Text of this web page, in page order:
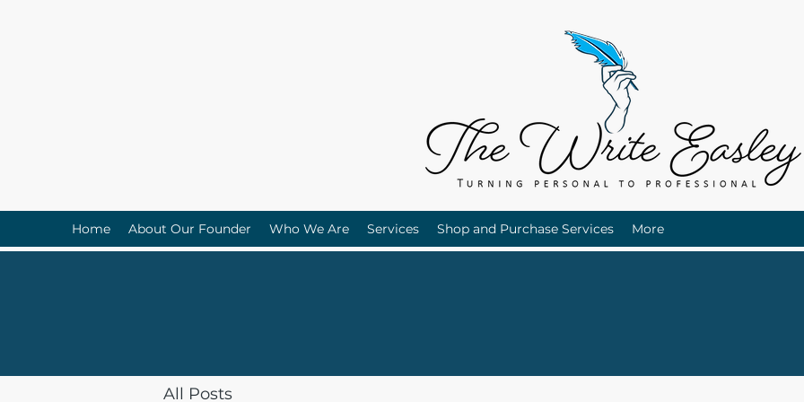
Home About Our Founder Who We Are Services Shop and Purchase Services More
All Posts